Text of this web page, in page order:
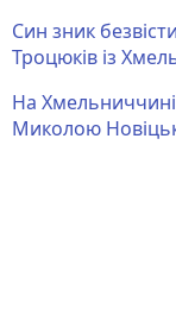
Син зник
Троцюків із
На
Миколою